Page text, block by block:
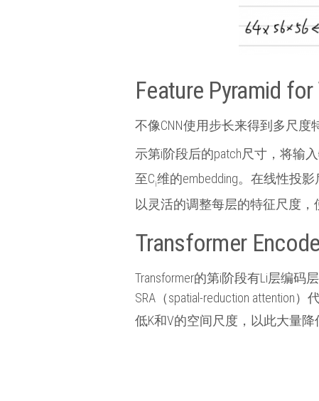
Feature Pyramid
不像CNN使用步长来得到多尺度
示第i阶段后的patch尺寸，将输
至Ci维的embedding。在线性投影
以灵活的调整每层的特征尺度，
Transformer
Transformer的第i阶段有Li层编
SRA（spatial-reduction attention
低K和V的空间尺度，以此大量